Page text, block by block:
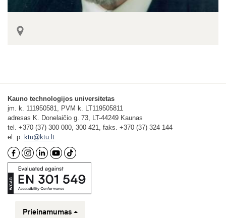
Kauno technologijos universitetas
įm. k. 111950581, PVM k. LT119505811
adresas K. Donelaičio g. 73, LT-44249 Kaunas
tel. +370 (37) 300 000, 300 421, faks. +370 (37) 324 144
el. p. ktu@ktu.lt
Prieinamumas